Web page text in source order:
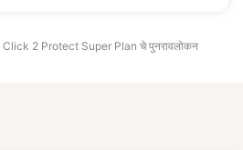
2 Protect Super Plan चे पुनरावलोकन